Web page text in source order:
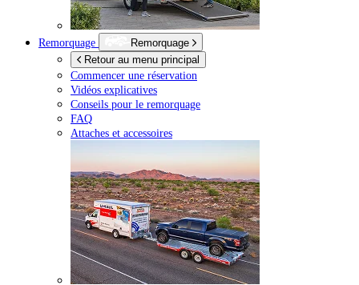
Remorquage
Remorquage
Retour au menu principal
Commencer une réservation
Vidéos explicatives
Conseils pour le remorquage
FAQ
Attaches et accessoires